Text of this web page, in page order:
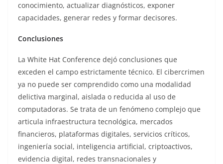
conocimiento, actualizar diagnósticos, exponer
capacidades, generar redes y formar decisores.
Conclusiones
La White Hat Conference dejó conclusiones que
exceden el campo estrictamente técnico. El cibercrimen
ya no puede ser comprendido como una modalidad
delictiva marginal, aislada o reducida al uso de
computadoras. Se trata de un fenómeno complejo que
articula infraestructura tecnológica, mercados
financieros, plataformas digitales, servicios críticos,
ingeniería social, inteligencia artificial, criptoactivos,
evidencia digital, redes transnacionales y